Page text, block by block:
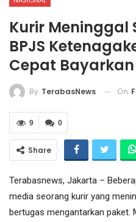
Kurir Meninggal
BPJS
Cepat
By TerabasNews On
0
9
Share
Terabasnews, Jakarta –
media seorang kurir yang
bertugas mengantarkan